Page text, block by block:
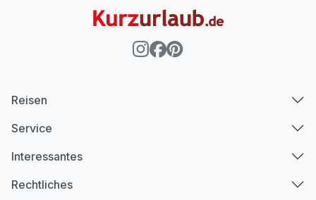
Reisen
Service
Interessantes
Rechtliches